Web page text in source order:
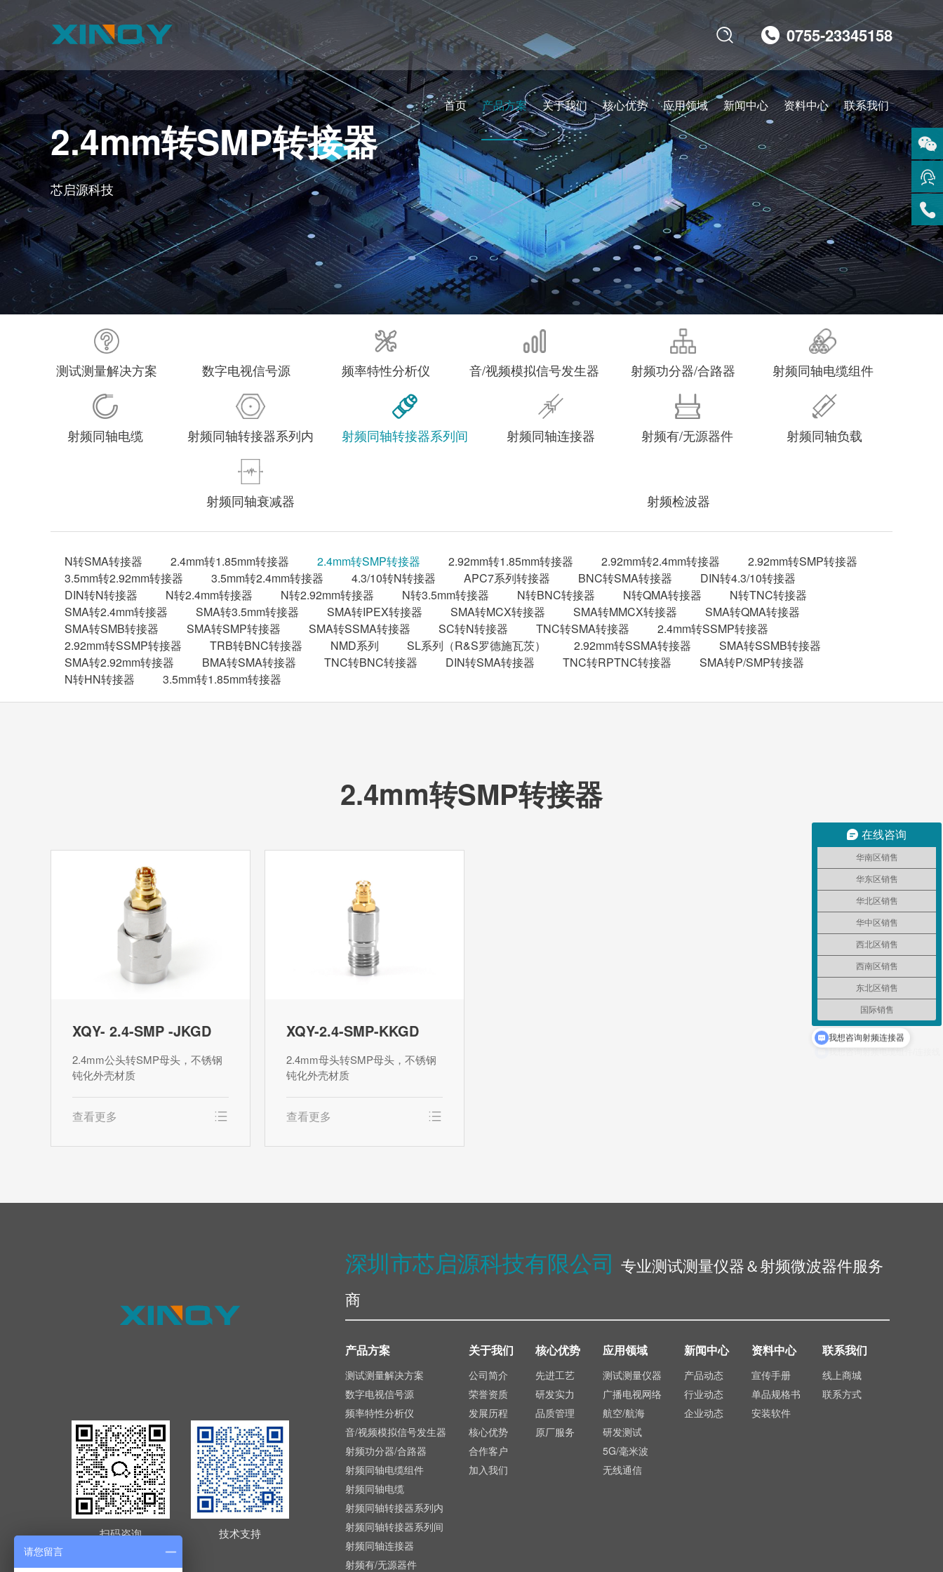
0755-23345158

首页 产品方案 关于我们 核心优势 应用领域 新闻中心 资料中心 联系我们
2.4mm转SMP转接器
芯启源科技
测试测量解决方案 数字电视信号源 频率特性分析仪 音/视频模拟信号发生器 射频功分器/合路器 射频同轴电缆组件
射频同轴电缆 射频同轴转接器系列内 射频同轴转接器系列间 射频同轴连接器 射频有/无源器件 射频同轴负载
射频同轴衰减器 射频检波器
N转SMA转接器 2.4mm转1.85mm转接器 2.4mm转SMP转接器 2.92mm转1.85mm转接器 2.92mm转2.4mm转接器
2.92mm转SMP转接器
3.5mm转2.92mm转接器
3.5mm转2.4mm转接器 4.3/10转N转接器 APC7系列转接器 BNC转SMA转接器
DIN转4.3/10转接器
DIN转N转接器
N转2.4mm转接器 N转2.92mm转接器 N转3.5mm转接器 N转BNC转接器 N转QMA转接器
N转TNC转接器
SMA转2.4mm转接器
SMA转3.5mm转接器 SMA转IPEX转接器 SMA转MCX转接器 SMA转MMCX转接器
SMA转QMA转接器
SMA转SMB转接器
SMA转SMP转接器 SMA转SSMA转接器 SC转N转接器 TNC转SMA转接器
2.4mm转SSMP转接器
2.92mm转SSMP转接器
TRB转BNC转接器 NMD系列 SL系列（R&S罗德施瓦茨） 2.92mm转SSMA转接器
SMA转SSMB转接器
SMA转2.92mm转接器
BMA转SMA转接器 TNC转BNC转接器 DIN转SMA转接器 TNC转RPTNC转接器
SMA转P/SMP转接器
N转HN转接器
3.5mm转1.85mm转接器
2.4mm转SMP转接器
XQY- 2.4-SMP -JKGD
2.4mm公头转SMP母头，不锈钢
钝化外壳材质
查看更多
XQY-2.4-SMP-KKGD
2.4mm母头转SMP母头，不锈钢
钝化外壳材质
查看更多
扫码咨询 技术支持
深圳市芯启源科技有限公司 专业测试测量仪器＆射频微波器件服务
商
产品方案
测试测量解决方案
数字电视信号源
频率特性分析仪
音/视频模拟信号发生器
射频功分器/合路器
射频同轴电缆组件
射频同轴电缆
射频同轴转接器系列内
射频同轴转接器系列间
射频同轴连接器
射频有/无源器件
关于我们
公司简介
荣誉资质
发展历程
核心优势
合作客户
加入我们
核心优势
先进工艺
研发实力
品质管理
原厂服务
应用领域
测试测量仪器
广播电视网络
航空/航海
研发测试
5G/毫米波
无线通信
新闻中心
产品动态
行业动态
企业动态
资料中心
宣传手册
单品规格书
安装软件
联系我们
线上商城
联系方式
扫码
咨询
在线
客服
服务
热线
在线咨询
华南区销售
华东区销售
华北区销售
华中区销售
西北区销售
西南区销售
东北区销售
国际销售
我想咨询射频连接器
请您留言